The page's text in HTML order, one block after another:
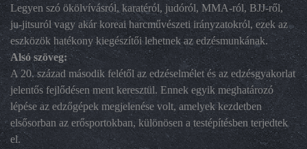
Legyen szó ökölvívásról, karatéról, judóról, MMA-ról, BJJ-ről,
ju-jitsuról vagy akár koreai harcművészeti irányzatokról, ezek az
eszközök hatékony kiegészítői lehetnek az edzésmunkának.
Alsó szöveg:
A 20. század második felétől az edzéselmélet és az edzésgyakorlat
jelentős fejlődésen ment keresztül. Ennek egyik meghatározó
lépése az edzőgépek megjelenése volt, amelyek kezdetben
elsősorban az erősportokban, különösen a testépítésben terjedtek
el.